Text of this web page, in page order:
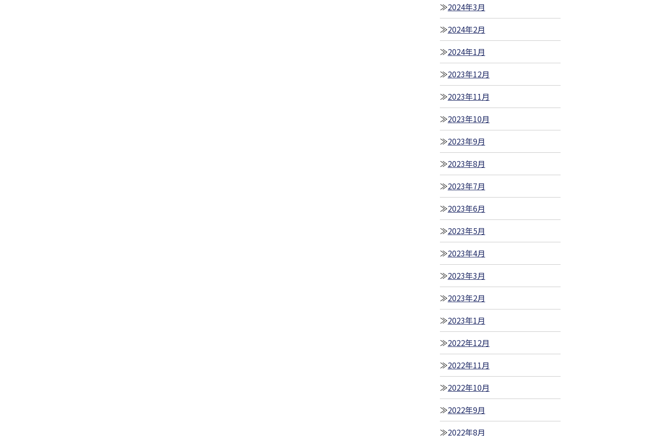
2024年3月
2024年2月
2024年1月
2023年12月
2023年11月
2023年10月
2023年9月
2023年8月
2023年7月
2023年6月
2023年5月
2023年4月
2023年3月
2023年2月
2023年1月
2022年12月
2022年11月
2022年10月
2022年9月
2022年8月